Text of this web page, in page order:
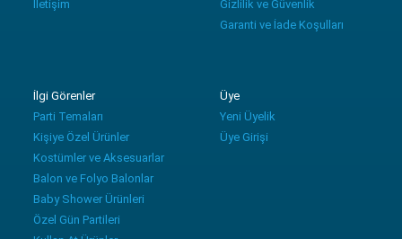
İletişim
Gizlilik ve Güvenlik
Garanti ve İade Koşulları
İlgi Görenler
Parti Temaları
Kişiye Özel Ürünler
Kostümler ve Aksesuarlar
Balon ve Folyo Balonlar
Baby Shower Ürünleri
Özel Gün Partileri
Üye
Yeni Üyelik
Üye Girişi